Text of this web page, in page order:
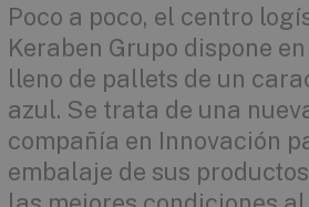
Poco a poco, el centro
Keraben Grupo dispone
lleno de pallets de un
azul. Se trata de una
compañía en Innovación
embalaje de sus